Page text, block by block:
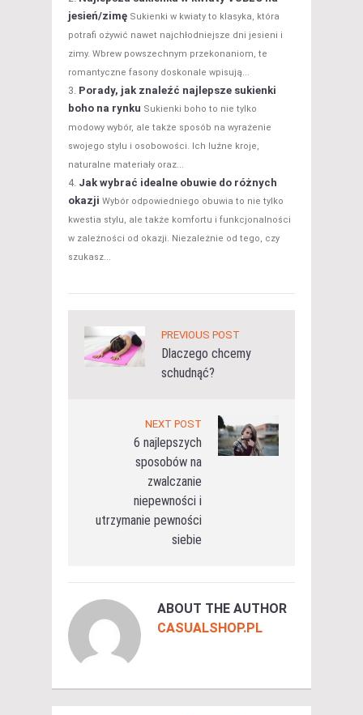
jesień/zimę Sukienki w kwiaty to klasyka, która
potrafi ożywić nawet najchłodniejsze dni jesieni i
zimy. Wbrew powszechnym przekonaniom, te
romantyczne fasony doskonale wpisują...
Porady, jak znaleźć najlepsze sukienki
boho na rynku Sukienki boho to nie tylko
modowy wybór, ale także sposób na wyrażenie
swojego stylu i osobowości. Ich luźne kroje,
naturalne materiały oraz...
Jak wybrać idealne obuwie do różnych
okazji Wybór odpowiedniego obuwia to nie tylko
kwestia stylu, ale także komfortu i funkcjonalności
w zależności od okazji. Niezależnie od tego, czy
szukasz...
PREVIOUS POST
Dlaczego chcemy
schudnąć?
NEXT POST
6 najlepszych
sposobów na
zwalczanie
niepewności i
utrzymanie pewności
siebie
ABOUT THE AUTHOR
CASUALSHOP.PL